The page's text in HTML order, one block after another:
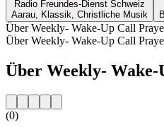
Radio Freundes-Dienst Schweiz
Aarau, Klassik, Christliche Musik
Über Weekly- Wake-Up Call
Über Weekly- Wake-Up Call
Über Weekly-
(0)